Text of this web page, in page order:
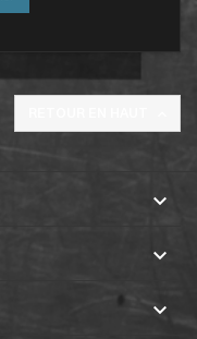


